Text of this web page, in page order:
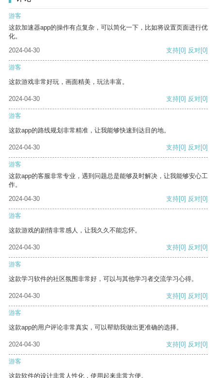
游客
这款加速器app的操作有点复杂，可以简化一下，比如将设置页面进行优
化。
2024-04-30
支持[0] 反对[0]
游客
这款游戏非常好玩，画面精美，玩法丰富。
2024-04-30 支持[0] 反对[0]
游客
这款app的路线规划非常精准，让我能够快速到达目的地。
2024-04-30 支持[0] 反对[0]
游客
这款app的客服非常专业，遇到问题总是能够及时解决，让我能够安心工
作。
2024-04-30
支持[0] 反对[0]
游客
这款游戏的剧情非常感人，让我久久不能忘怀。
2024-04-30 支持[0] 反对[0]
游客
这款学习软件的社区氛围非常好，可以与其他学习者交流学习心得。
2024-04-30 支持[0] 反对[0]
游客
这款app的用户评论非常真实，可以帮助我做出更准确的选择。
2024-04-30 支持[0] 反对[0]
游客
这款软件的设计非常人性化，使用起来非常方便。